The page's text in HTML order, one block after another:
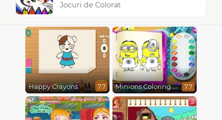
Jocuri de Colorat
Happy Crayons 7.7 Minions Coloring Book 7.7